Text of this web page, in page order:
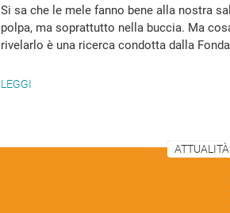
Si sa che le mele fanno bene alla nostra
polpa, ma soprattutto nella buccia. Ma
rivelarlo è una ricerca condotta dalla
LEGGI